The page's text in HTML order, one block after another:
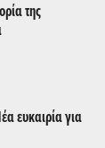
της
ευκαιρία για